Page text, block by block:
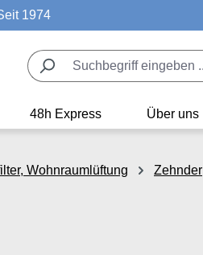
1974
48h Express Über uns
Wohnraumlüftung Zehnder